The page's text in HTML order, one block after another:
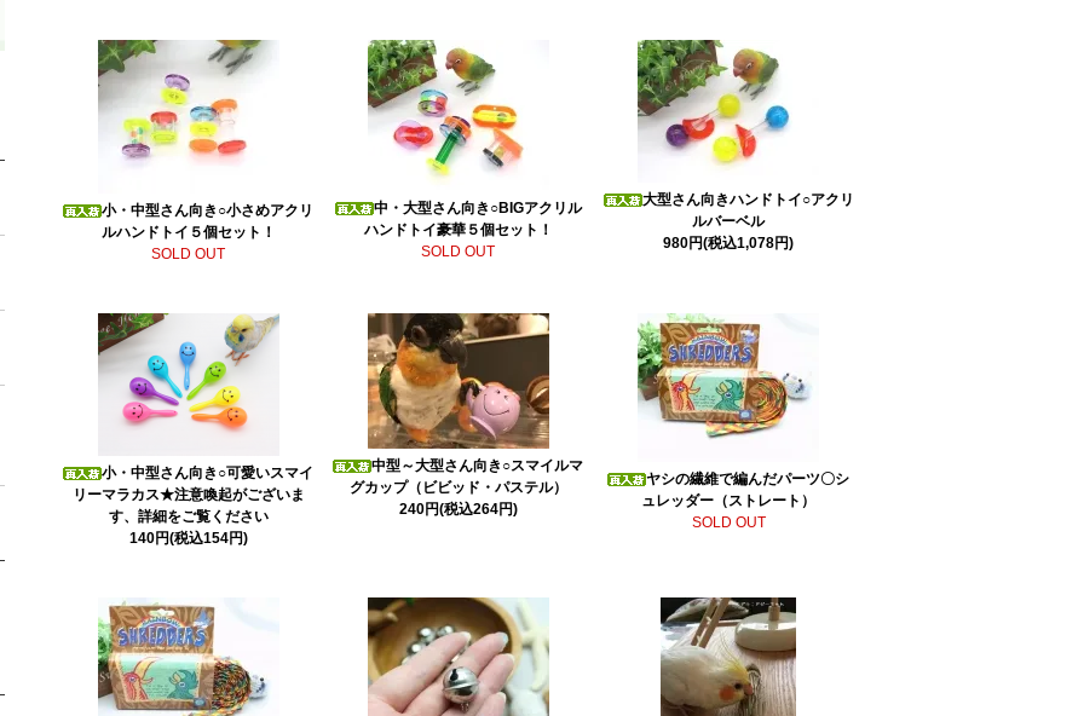
小・中型さん向き○小さめアクリ
ルハンドトイ５個セット！
SOLD OUT
中・大型さん向き○BIGアクリル
ハンドトイ豪華５個セット！
SOLD OUT
大型さん向きハンドトイ○アクリ
ルバーベル
980円(税込1,078円)
小・中型さん向き○可愛いスマイ
リーマラカス★注意喚起がございま
す、詳細をご覧ください
140円(税込154円)
中型～大型さん向き○スマイルマ
グカップ（ビビッド・パステル）
240円(税込264円)
ヤシの繊維で編んだパーツ〇シ
ュレッダー（ストレート）
SOLD OUT